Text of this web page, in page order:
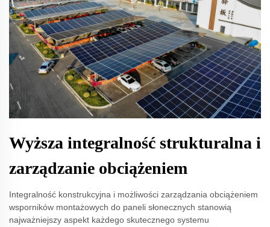
Wyższa integralność strukturalna i
zarządzanie obciążeniem
Integralność konstrukcyjna i możliwości zarządzania obciążeniem
wsporników montażowych do paneli słonecznych stanowią
najważniejszy aspekt każdego skutecznego systemu